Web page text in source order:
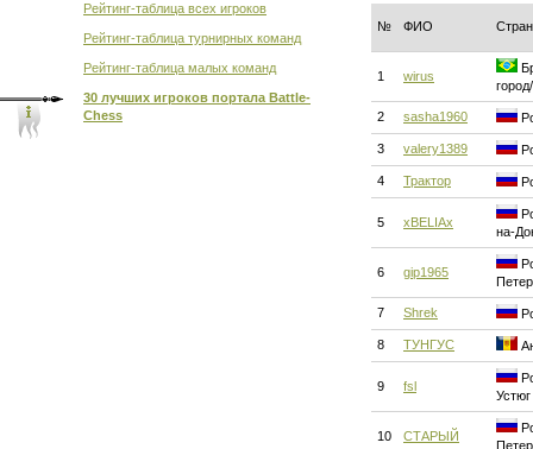
Рейтинг-таблица всех игроков
Рейтинг-таблица турнирных команд
Рейтинг-таблица малых команд
30 лучших игроков портала Battle-
Chess
№ ФИО
1 wirus
2 sasha1960
3 valery1389
4 Трактор
5 xBELIAx
на-
6 gip1965
7 Shrek
8 ТУНГУС
9 fsl
Устюг
10 СТАРЫЙ